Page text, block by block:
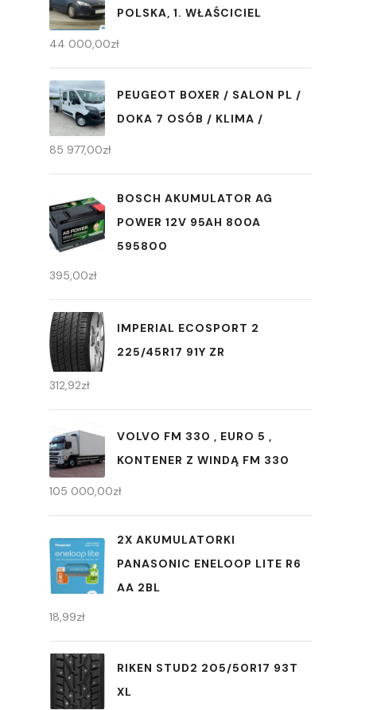
POLSKA, 1. WŁAŚCICIEL
44 000,00zł
PEUGEOT BOXER / SALON PL /
DOKA 7 OSÓB / KLIMA /
85 977,00zł
BOSCH AKUMULATOR AG
POWER 12V 95AH 800A
595800
395,00zł
IMPERIAL ECOSPORT 2
225/45R17 91Y ZR
312,92zł
VOLVO FM 330 , EURO 5 ,
KONTENER Z WINDĄ FM 330
105 000,00zł
2X AKUMULATORKI
PANASONIC ENELOOP LITE R6
AA 2BL
18,99zł
RIKEN STUD2 205/50R17 93T
XL